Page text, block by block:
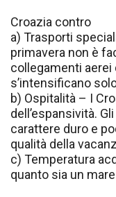
Croazia contro
a) Trasporti
primavera non è
collegamenti aerei
s’intensificano
b) Ospitalità – I
dell’espansività.
carattere duro e
qualità della
c) Temperatura
quanto sia un